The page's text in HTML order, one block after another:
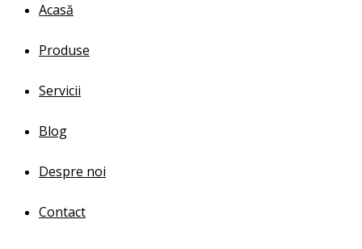
Acasă
Produse
Servicii
Blog
Despre noi
Contact